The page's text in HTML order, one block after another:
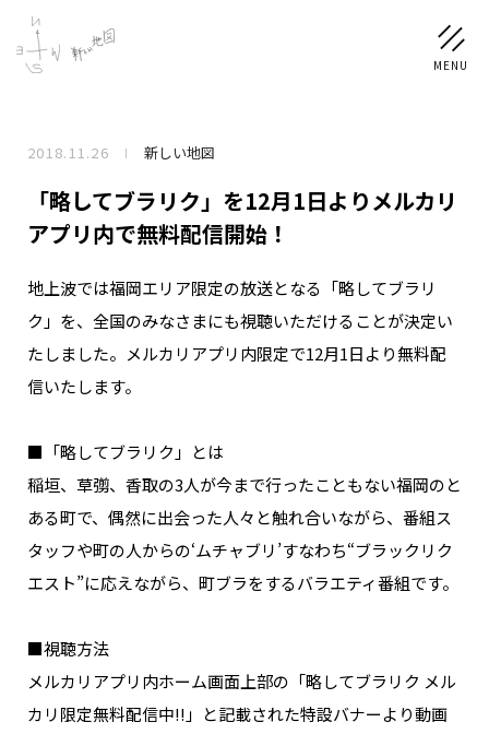
NEWS
SCHEDULE
PROFILE
稲垣 吾郎 草彅 剛 香取 慎吾
DISCOGRAPHY
CHIZUSHOP
NAKAMA入会
CHIZULOG
FAQ
2018.11.26 新しい地図
「略してブラリク」を12月1日よりメルカリ
アプリ内で無料配信開始！
地上波では福岡エリア限定の放送となる「略してブラリ
ク」を、全国のみなさまにも視聴いただけることが決定い
たしました。メルカリアプリ内限定で12月1日より無料配
信いたします。
■「略してブラリク」とは
稲垣、草彅、香取の3人が今まで行ったこともない福岡のと
ある町で、偶然に出会った人々と触れ合いながら、番組ス
タッフや町の人からの‘ムチャブリ’すなわち“ブラックリク
エスト”に応えながら、町ブラをするバラエティ番組です。
■視聴方法
メルカリアプリ内ホーム画面上部の「略してブラリク メル
カリ限定無料配信中!!」と記載された特設バナーより動画